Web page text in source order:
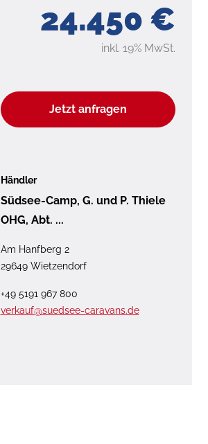
24.450 €
inkl. 19% MwSt.
Jetzt anfragen
Händler
Südsee-Camp, G. und P. Thiele
OHG, Abt. ...
Am Hanfberg 2
29649 Wietzendorf
+49 5191 967 800
verkauf@suedsee-caravans.de